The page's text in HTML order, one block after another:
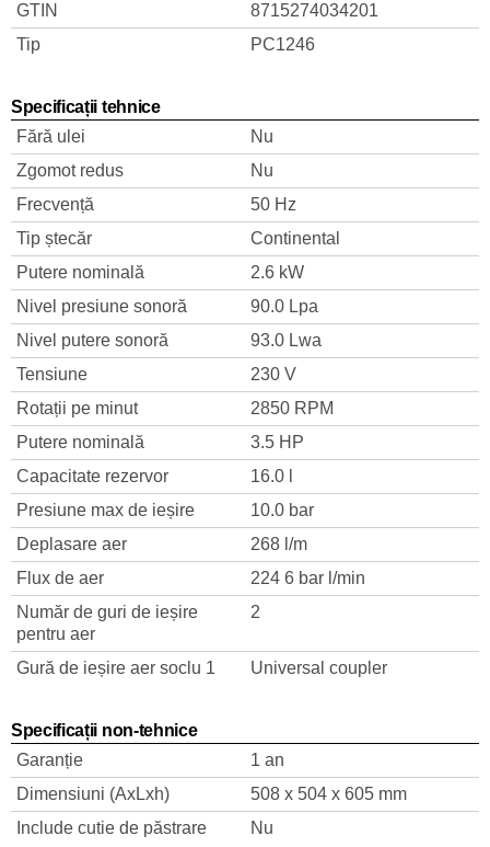
GTIN
8715274034201
Tip
PC1246
Specificații tehnice
Fără ulei
Nu
Zgomot redus
Nu
Frecvență
50 Hz
Tip ștecăr
Continental
Putere nominală
2.6 kW
Nivel presiune sonoră
90.0 Lpa
Nivel putere sonoră
93.0 Lwa
Tensiune
230 V
Rotații pe minut
2850 RPM
Putere nominală
3.5 HP
Capacitate rezervor
16.0 l
Presiune max de ieșire
10.0 bar
Deplasare aer
268 l/m
Flux de aer
224 6 bar l/min
Număr de guri de ieșire
pentru aer
2
Gură de ieșire aer soclu 1 Universal coupler
Specificații non-tehnice
Garanție
1 an
Dimensiuni (AxLxh)
508 x 504 x 605 mm
Include cutie de păstrare
Nu